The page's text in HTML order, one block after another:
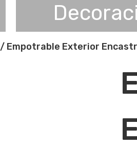
/ Empotrable Exterior